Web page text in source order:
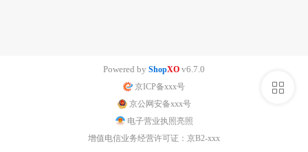
Powered by ShopXO v6.7.0
京ICP备xxx号
京公网安备xxx号
电子营业执照亮照
增值电信业务经营许可证：京B2-xxx